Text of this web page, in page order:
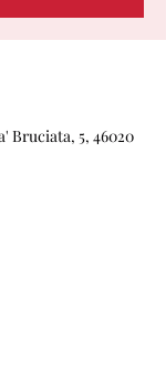
Bruciata, 5, 46020